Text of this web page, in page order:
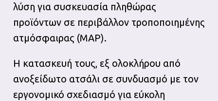
λύση για συσκευασία πληθώρας
προϊόντων σε περιβάλλον τροποποιημένης
ατμόσφαιρας (MAP).
Η κατασκευή τους, εξ ολοκλήρου από
ανοξείδωτο ατσάλι σε συνδυασμό με τον
εργονομικό σχεδιασμό για εύκολη